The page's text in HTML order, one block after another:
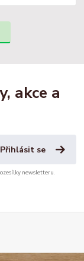
akce a
Přihlásit se
newsletteru.